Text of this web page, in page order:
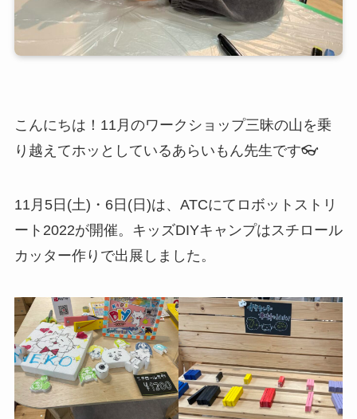
こんにちは！11月のワークショップ三昧の山を乗
り越えてホッとしているあらいもん先生です👓
11月5日(土)・6日(日)は、ATCにてロボットストリ
ート2022が開催。キッズDIYキャンプはスチロール
カッター作りで出展しました。